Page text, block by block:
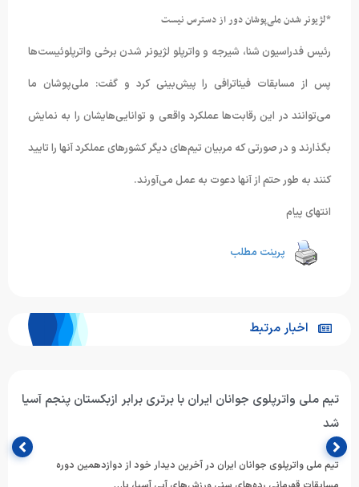
*لژیونر شدن ملی‌پوشان دور از دسترس نیست
رئیس فدراسیون شنا، شیرجه و واترپلو لژیونر شدن برخی واترپلوئیست‌ها
پس از مسابقات فیناترافی را پیش‌بینی کرد و گفت: ملی‌پوشان ما
می‌توانند در این رقابت‌ها عملکرد واقعی و توانایی‌هایشان را به نمایش
بگذارند و در صورتی که مربیان تیم‌های دیگر کشورهای عملکرد آنها را تایید
کنند به طور حتم از آنها دعوت به عمل می‌آورند.
انتهای پیام
پرینت مطلب
اخبار مرتبط
تیم ملی واترپلوی جوانان ایران با برتری برابر ازبکستان پنجم آسیا
شد
تیم ملی واترپلوی جوانان ایران در آخرین دیدار خود از دوازدهمین دوره